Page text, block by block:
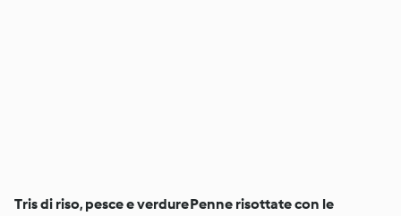
Tris di riso, pesce e verdurePenne risottate con le